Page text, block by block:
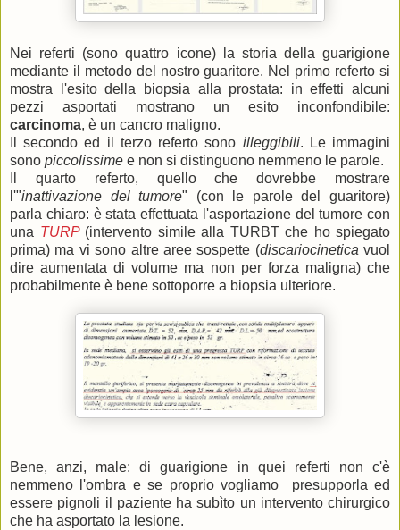
Nei referti (sono quattro icone) la storia della guarigione
mediante il metodo del nostro guaritore. Nel primo referto si
mostra l'esito della biopsia alla prostata: in effetti alcuni
pezzi asportati mostrano un esito inconfondibile:
carcinoma, è un cancro maligno.
Il secondo ed il terzo referto sono illeggibili. Le immagini
sono piccolissime e non si distinguono nemmeno le parole.
Il quarto referto, quello che dovrebbe mostrare
l'"inattivazione del tumore" (con le parole del guaritore)
parla chiaro: è stata effettuata l'asportazione del tumore con
una TURP (intervento simile alla TURBT che ho spiegato
prima) ma vi sono altre aree sospette (discariocinetica vuol
dire aumentata di volume ma non per forza maligna) che
probabilmente è bene sottoporre a biopsia ulteriore.
Bene, anzi, male: di guarigione in quei referti non c'è
nemmeno l'ombra e se proprio vogliamo presupporla ed
essere pignoli il paziente ha subìto un intervento chirurgico
che ha asportato la lesione.